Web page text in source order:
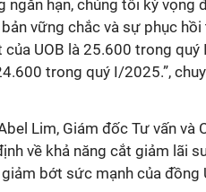
hạn, chúng tôi kỳ vọng
vững chắc và sự phục
của UOB là 25.600 trong quý
trong quý I/2025.”,
Lim, Giám đốc Tư vấn và
về khả năng cắt giảm lãi
bớt sức mạnh của đồng